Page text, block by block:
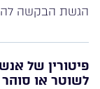
הגשת הבקשה
פיטורין של
לשוטר או סוהר